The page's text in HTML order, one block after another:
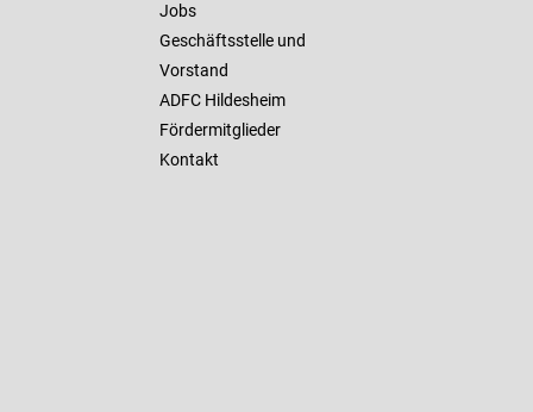
Jobs
Geschäftsstelle und
Vorstand
ADFC Hildesheim
Fördermitglieder
Kontakt